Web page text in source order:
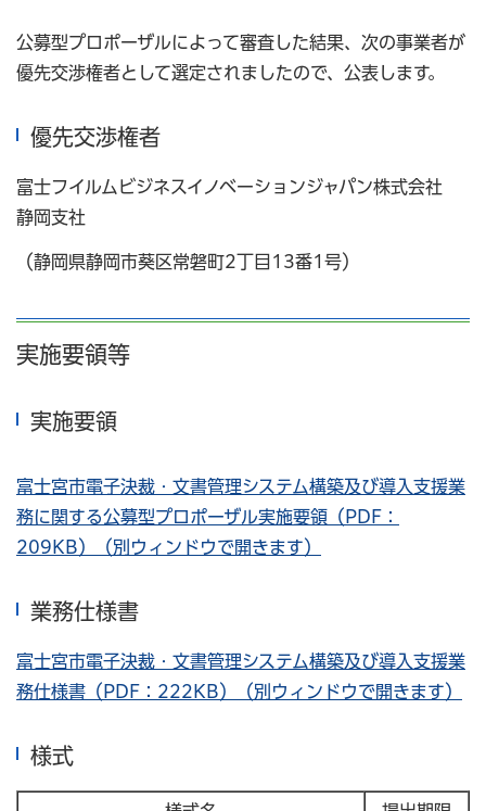
公募型プロポーザルによって審査した結果、次の事業者が
優先交渉権者として選定されましたので、公表します。
優先交渉権者
富士フイルムビジネスイノベーションジャパン株式会社
静岡支社
（静岡県静岡市葵区常磐町2丁目13番1号）
実施要領等
実施要領
富士宮市電子決裁・文書管理システム構築及び導入支援業
務に関する公募型プロポーザル実施要領（PDF：
209KB）（別ウィンドウで開きます）
業務仕様書
富士宮市電子決裁・文書管理システム構築及び導入支援業
務仕様書（PDF：222KB）（別ウィンドウで開きます）
様式